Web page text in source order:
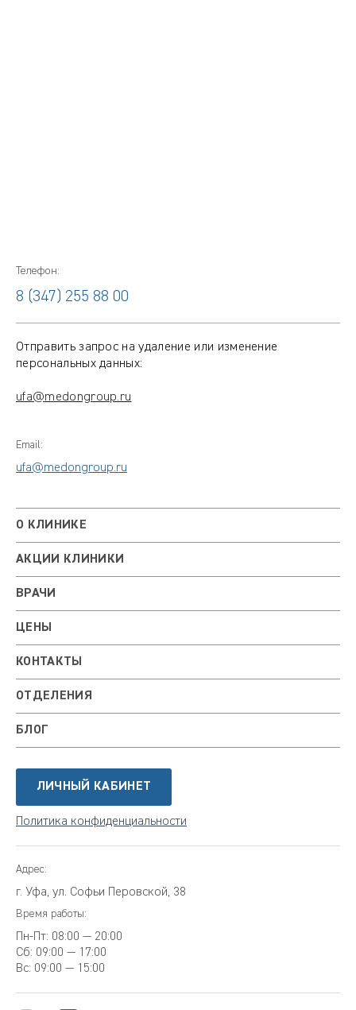
Телефон:
8 (347) 255 88 00
Отправить запрос на удаление или изменение
персональных данных:
ufa@medongroup.ru
Email:
ufa@medongroup.ru
О КЛИНИКЕ
АКЦИИ КЛИНИКИ
ВРАЧИ
ЦЕНЫ
КОНТАКТЫ
ОТДЕЛЕНИЯ
БЛОГ
ЛИЧНЫЙ КАБИНЕТ
Политика конфиденциальности
Адрес:
г. Уфа, ул. Софьи Перовской, 38
Время работы:
Пн-Пт: 08:00 — 20:00
Сб: 09:00 — 17:00
Вс: 09:00 — 15:00